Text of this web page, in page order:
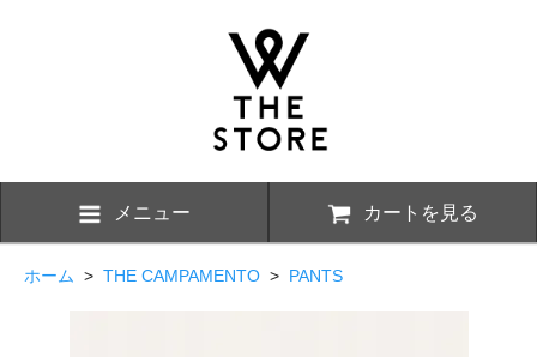
メニュー カートを見る
ホーム > THE CAMPAMENTO > PANTS